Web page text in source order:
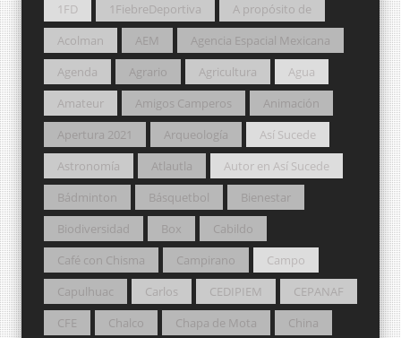
1FD 1FiebreDeportiva
A propósito de
Acolman
AEM
Agencia Espacial Mexicana
Agenda
Agrario Agricultura
Agua
Amateur
Amigos Camperos
Animación
Apertura 2021
Arqueología
Así Sucede
Astronomía
Atlautla
Autor en Así Sucede
Bádminton
Básquetbol
Bienestar
Biodiversidad
Box
Cabildo
Café con Chisma
Campirano
Campo
Capulhuac
Carlos CEDIPIEM
CEPANAF
CFE
Chalco Chapa de Mota
China